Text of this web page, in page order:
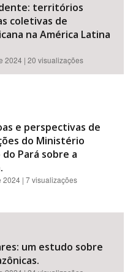
territórios
coletivas de
na América Latina
2024 | 20 visualizações
e perspectivas de
do Ministério
Pará sobre a
2024 | 7 visualizações
um estudo sobre